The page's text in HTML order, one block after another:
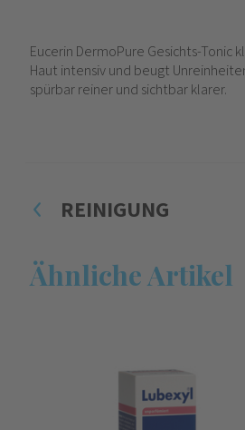
Eucerin DermoPure Gesichts-Tonic
Haut intensiv und beugt
spürbar reiner und sichtbar klarer.
REINIGUNG
Ähnliche Artikel